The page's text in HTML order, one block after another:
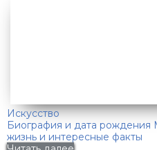
Искусство
Биография и дата рождения
жизнь и интересные факты